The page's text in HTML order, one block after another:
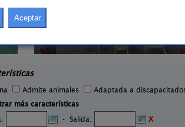
Admite animales
Adaptada a
más características
- Salida:
X